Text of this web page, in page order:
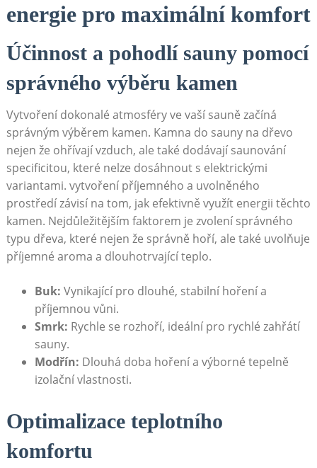
energie pro maximální komfort
Účinnost a pohodlí sauny pomocí
správného výběru kamen
Vytvoření dokonalé atmosféry ve vaší sauně začíná
správným výběrem kamen. Kamna do sauny na dřevo
nejen že ohřívají vzduch, ale také dodávají saunování
specificitou, které nelze dosáhnout s elektrickými
variantami. vytvoření příjemného a uvolněného
prostředí závisí na tom, jak efektivně využít energii těchto
kamen. Nejdůležitějším faktorem je zvolení správného
typu dřeva, které nejen že správně hoří, ale také uvolňuje
příjemné aroma a dlouhotrvající teplo.
Buk: Vynikající pro dlouhé, stabilní hoření a
příjemnou vůni.
Smrk: Rychle se rozhoří, ideální pro rychlé zahřátí
sauny.
Modřín: Dlouhá doba hoření a výborné tepelně
izolační vlastnosti.
Optimalizace teplotního
komfortu